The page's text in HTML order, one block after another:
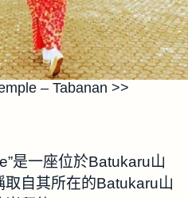
– Tabanan >>
是一座位於Batukaru山
自其所在的Batukaru山